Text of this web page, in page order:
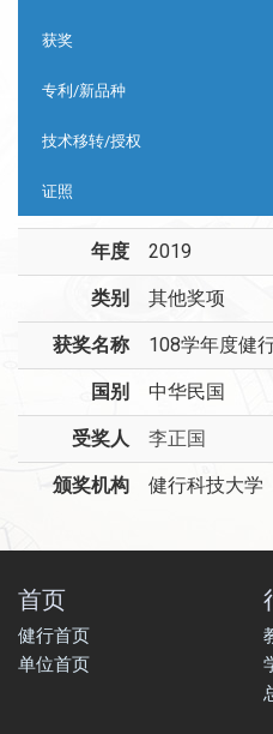
获奖
专利/新品种
技术移转/授权
证照
年度 2019
类别 其他奖项
获奖名称 108学年度健
国别 中华民国
受奖人 李正国
颁奖机构 健行科技大学
首页
健行首页
单位首页